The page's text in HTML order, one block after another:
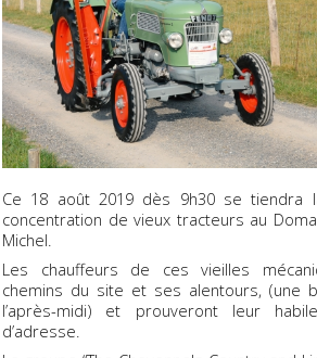
Ce 18 août 2019 dès 9h30 se tiendra
concentration de vieux tracteurs au
Michel.
Les chauffeurs de ces vieilles
chemins du site et ses alentours, (une
l’après-midi) et prouveront leur
d’adresse.